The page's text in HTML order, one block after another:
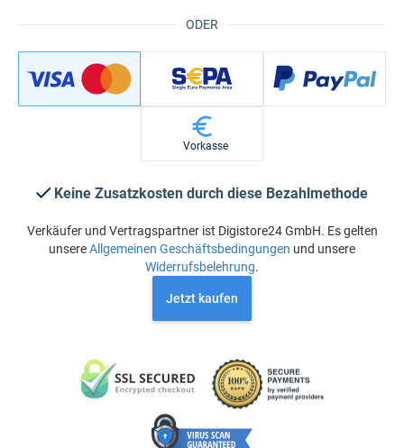
ODER
Vorkasse
Keine Zusatzkosten durch diese Bezahlmethode
Verkäufer und Vertragspartner ist Digistore24 GmbH. Es gelten
unsereAllgemeinen Geschäftsbedingungen und unsere
Widerrufsbelehrung.
Jetzt kaufen